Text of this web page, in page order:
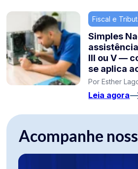
Fiscal e
Simples
III ou V —
se aplica
Por Esther
Leia agora
Acompanhe